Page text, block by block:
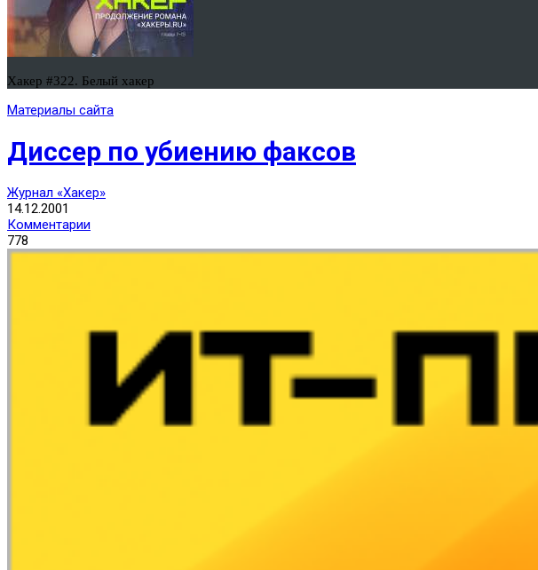
Хакер #322. Белый хакер
Материалы сайта
Диссер по убиению факсов
Журнал «Хакер»
14.12.2001
Комментарии
778